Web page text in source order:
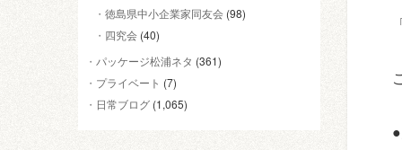
徳島県中小企業家同友会 (98)
四究会 (40)
パッケージ松浦ネタ (361)
プライベート (7)
日常ブログ (1,065)